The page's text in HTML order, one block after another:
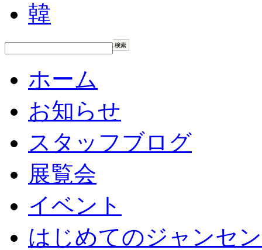
韓
ホーム
お知らせ
スタッフブログ
展覧会
イベント
はじめてのジャンセ